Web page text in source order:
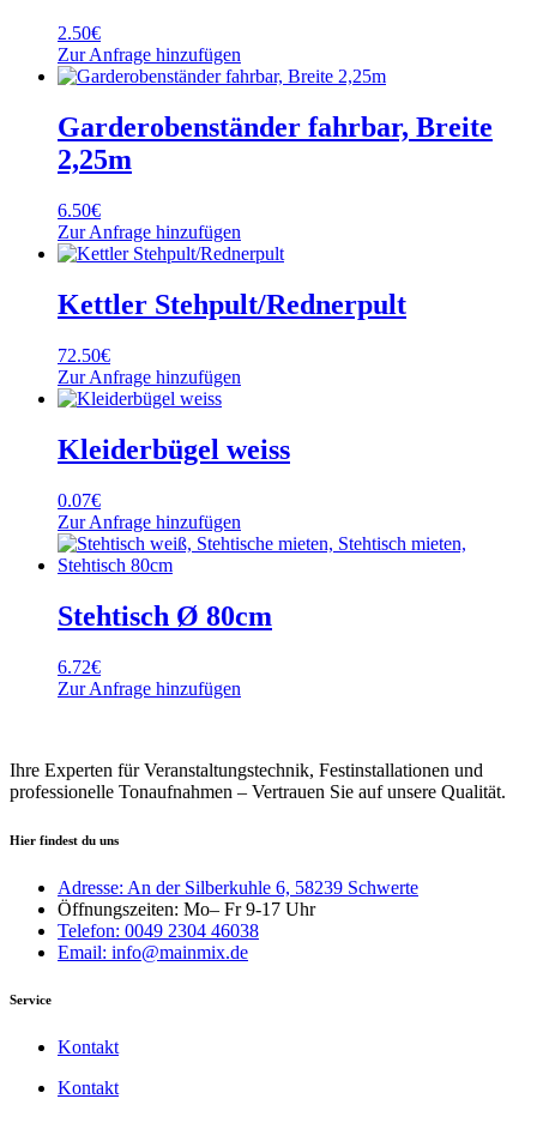
2.50€
Zur Anfrage hinzufügen
Garderobenständer fahrbar, Breite
2,25m
6.50€
Zur Anfrage hinzufügen
Kettler Stehpult/Rednerpult
72.50€
Zur Anfrage hinzufügen
Kleiderbügel weiss
0.07€
Zur Anfrage hinzufügen
Stehtisch Ø 80cm
6.72€
Zur Anfrage hinzufügen
Ihre Experten für Veranstaltungstechnik, Festinstallationen und
professionelle Tonaufnahmen – Vertrauen Sie auf unsere Qualität.
Hier findest du uns
Adresse: An der Silberkuhle 6, 58239 Schwerte
Öffnungszeiten: Mo– Fr 9-17 Uhr
Telefon: 0049 2304 46038
Email: info@mainmix.de
Service
Kontakt
Kontakt